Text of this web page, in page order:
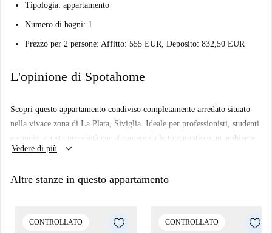
Tipologia: appartamento
Numero di bagni: 1
Prezzo per 2 persone: Affitto: 555 EUR, Deposito: 832,50 EUR
L'opinione di Spotahome
Scopri questo appartamento condiviso completamente arredato situato
nella vivace zona di La Plata, Siviglia. Ideale per professionisti, studenti
e coppie, questa proprietà con 4 camere da letto garantisce un ambiente
accogliente e produttivo. Si prega di notare che l'appartamento non
domestici e non è consentito fumare all'interno della proprietà.
Questo quartiere offre un comodo accesso a diversi punti di interesse
Vedere di più keyboard_arrow_down
Altre stanze in questo appartamento
CONTROLLATO CONTROLLATO